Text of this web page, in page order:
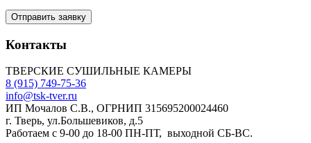
Контакты
ТВЕРСКИЕ СУШИЛЬНЫЕ КАМЕРЫ
8 (915) 749-75-36
info@tsk-tver.ru
ИП Мочалов С.В., ОГРНИП 315695200024460
г. Тверь, ул.Большевиков, д.5
Работаем с 9-00 до 18-00 ПН-ПТ, выходной СБ-ВС.